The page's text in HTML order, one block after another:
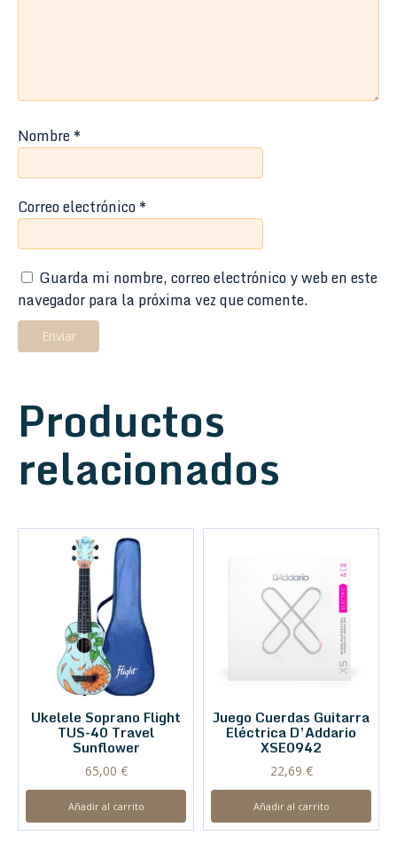
Nombre*
Correo electrónico*
Guarda mi nombre, correo electrónico y web en este
navegador para la próxima vez que comente.
Productos
relacionados
Ukelele Soprano Flight
TUS-40 Travel
Sunflower
65,00 €
Añadir al carrito
Juego Cuerdas Guitarra
Eléctrica D’Addario
XSE0942
22,69 €
Añadir al carrito